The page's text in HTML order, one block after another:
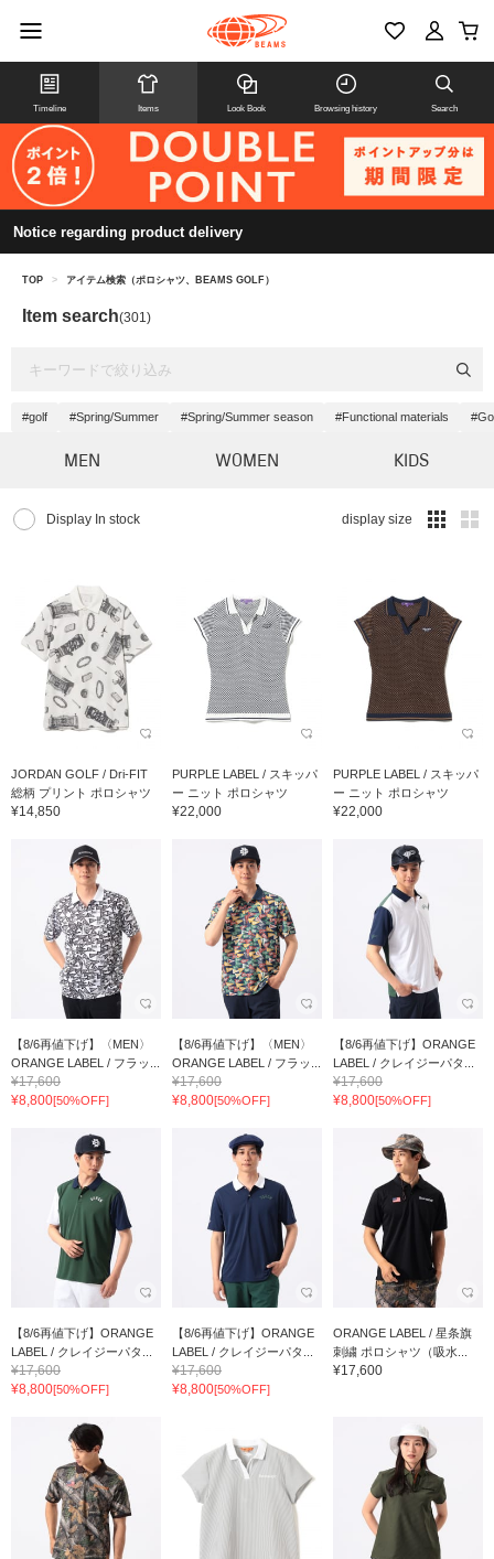
Timeline Items Look Book Browsing history Search
Notice regarding product delivery
TOP > アイテム検索（ポロシャツ、BEAMS GOLF）
Item search(301)
#golf #Spring/Summer #Spring/Summer season #Functional materials
MEN WOMEN KIDS
Display In stock display size
JORDAN GOLF / Dri-FIT
総柄 プリント ポロシャツ
¥14,850
PURPLE LABEL / スキッパ
ー ニット ポロシャツ
¥22,000
PURPLE LABEL / スキッパ
ー ニット ポロシャツ
¥22,000
【8/6再値下げ】〈MEN〉
ORANGE LABEL / フラッ...
¥17,600
¥8,800[50%OFF]
【8/6再値下げ】〈MEN〉
ORANGE LABEL / フラッ...
¥17,600
¥8,800[50%OFF]
【8/6再値下げ】ORANGE
LABEL / クレイジーパタ...
¥17,600
¥8,800[50%OFF]
【8/6再値下げ】ORANGE
LABEL / クレイジーパタ...
¥17,600
¥8,800[50%OFF]
【8/6再値下げ】ORANGE
LABEL / クレイジーパタ...
¥17,600
¥8,800[50%OFF]
ORANGE LABEL / 星条旗
刺繍 ポロシャツ（吸水...
¥17,600